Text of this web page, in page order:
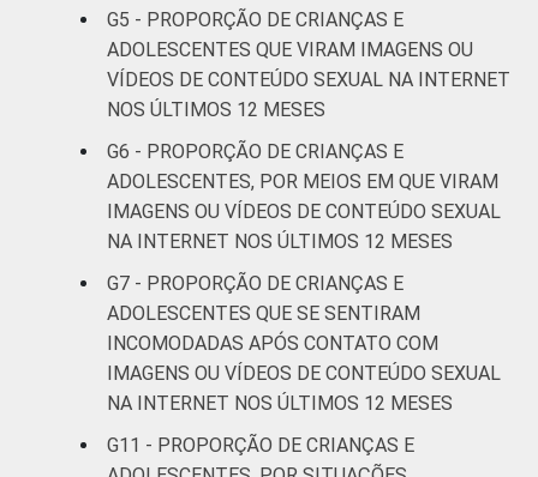
SM até 2 SM
Mais de 2
SM até 3 SM
Mais de 3
SM
25
SOCIAL 2008
C
DE 12
CLASSE
SOCIAL 2015
AB
G5 - PROPORÇÃO DE CRIANÇAS E
ADOLESCENTES QUE VIRAM IMAGENS OU
VÍDEOS DE CONTEÚDO SEXUAL NA INTERNET
NOS ÚLTIMOS 12 MESES
G6 - PROPORÇÃO DE CRIANÇAS E
ADOLESCENTES, POR MEIOS EM QUE VIRAM
IMAGENS OU VÍDEOS DE CONTEÚDO SEXUAL
NA INTERNET NOS ÚLTIMOS 12 MESES
G7 - PROPORÇÃO DE CRIANÇAS E
ADOLESCENTES QUE SE SENTIRAM
INCOMODADAS APÓS CONTATO COM
IMAGENS OU VÍDEOS DE CONTEÚDO SEXUAL
NA INTERNET NOS ÚLTIMOS 12 MESES
G11 - PROPORÇÃO DE CRIANÇAS E